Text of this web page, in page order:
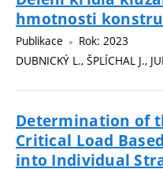
hmotnosti
Publikace
Rok: 2023
DUBNICKÝ L., ŠPLÍCHAL J.,
Determination of
Critical Load
into Individual